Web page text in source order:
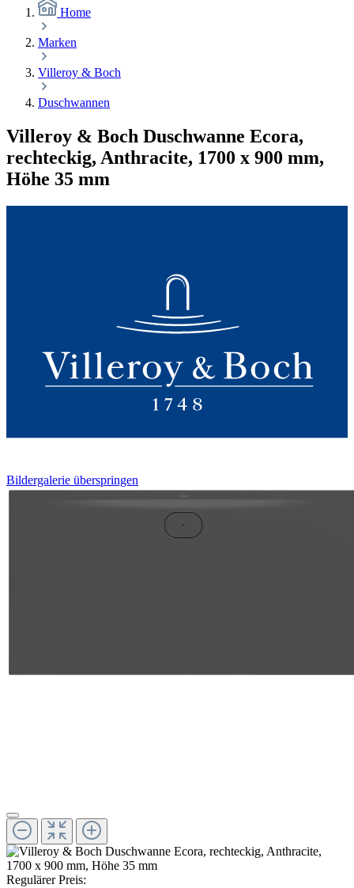
Home
Marken
Villeroy & Boch
Duschwannen
Villeroy & Boch Duschwanne Ecora,
rechteckig, Anthracite, 1700 x 900 mm,
Höhe 35 mm
Bildergalerie überspringen
Regulärer Preis: